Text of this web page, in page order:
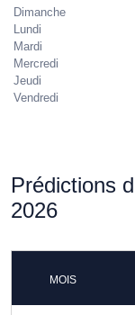
Dimanche
Lundi
Mardi
Mercredi
Jeudi
Vendredi
Prédictions
2026
MOIS